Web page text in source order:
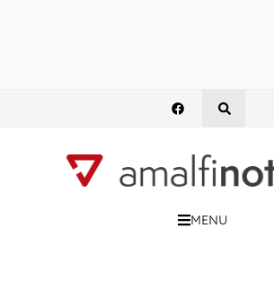
MENU